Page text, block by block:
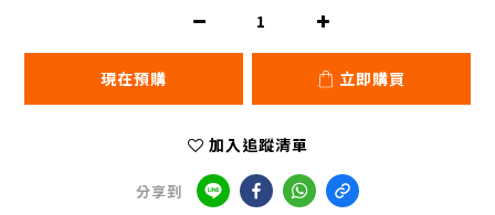
現在預購 立即購買
加入追蹤清單
分享到